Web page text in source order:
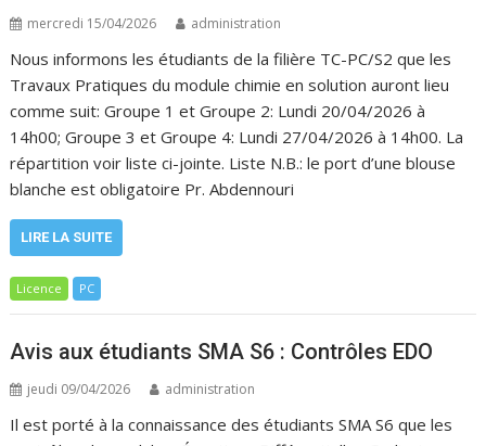
mercredi 15/04/2026 administration
Nous informons les étudiants de la filière TC-PC/S2 que les
Travaux Pratiques du module chimie en solution auront lieu
comme suit: Groupe 1 et Groupe 2: Lundi 20/04/2026 à
14h00; Groupe 3 et Groupe 4: Lundi 27/04/2026 à 14h00. La
répartition voir liste ci-jointe. Liste N.B.: le port d’une blouse
blanche est obligatoire Pr. Abdennouri
LIRE LA SUITE
Licence PC
Avis aux étudiants SMA S6 : Contrôles EDO
jeudi 09/04/2026 administration
Il est porté à la connaissance des étudiants SMA S6 que les